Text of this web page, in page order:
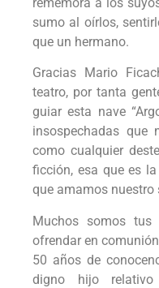
sumo al oírlos,
que un hermano.
Gracias Mario
teatro, por tanta
guiar esta nave
insospechadas que
como cualquier
ficción, esa que es
que amamos
Muchos somos tus
ofrendar en
50 años de
digno hijo